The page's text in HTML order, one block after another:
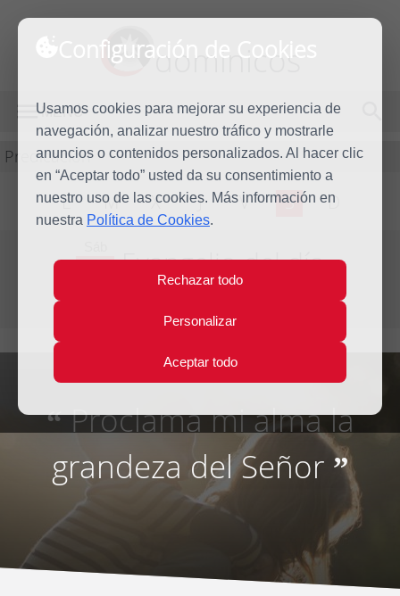
Configuración de Cookies
Usamos cookies para mejorar su experiencia de
navegación, analizar nuestro tráfico y mostrarle
anuncios o contenidos personalizados. Al hacer clic
en “Aceptar todo” usted da su consentimiento a
nuestro uso de las cookies. Más información en
nuestra Política de Cookies.
Rechazar todo
Personalizar
Aceptar todo
dominicos
MENÚ
Predicación
L M X J V S D
22 Evangelio del día
“Proclama mi alma la
grandeza del Señor ”